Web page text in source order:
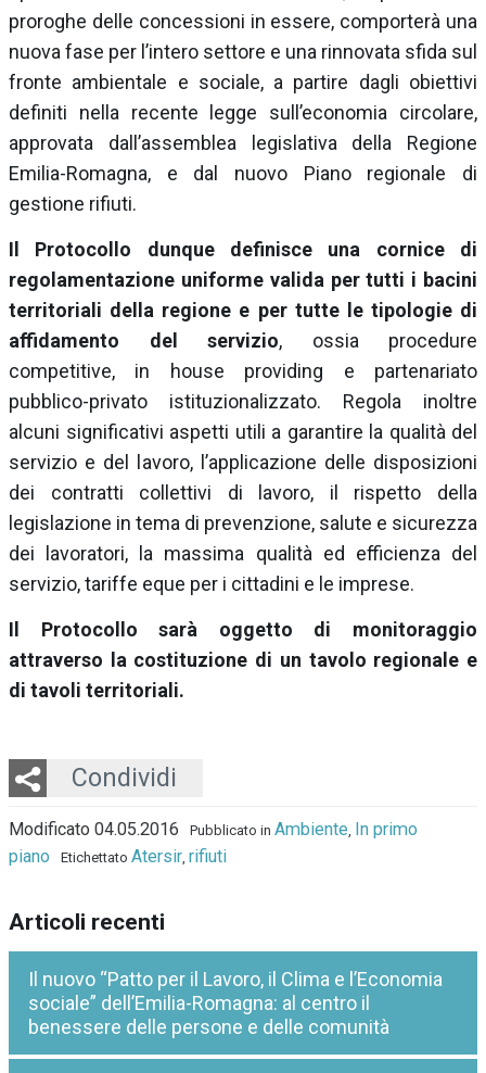
proroghe delle concessioni in essere, comporterà una
nuova fase per l’intero settore e una rinnovata sfida sul
fronte ambientale e sociale, a partire dagli obiettivi
definiti nella recente legge sull’economia circolare,
approvata dall’assemblea legislativa della Regione
Emilia-Romagna, e dal nuovo Piano regionale di
gestione rifiuti.
Il Protocollo dunque definisce una cornice di
regolamentazione uniforme valida per tutti i bacini
territoriali della regione e per tutte le tipologie di
affidamento del servizio, ossia procedure
competitive, in house providing e partenariato
pubblico-privato istituzionalizzato. Regola inoltre
alcuni significativi aspetti utili a garantire la qualità del
servizio e del lavoro, l’applicazione delle disposizioni
dei contratti collettivi di lavoro, il rispetto della
legislazione in tema di prevenzione, salute e sicurezza
dei lavoratori, la massima qualità ed efficienza del
servizio, tariffe eque per i cittadini e le imprese.
Il Protocollo sarà oggetto di monitoraggio
attraverso la costituzione di un tavolo regionale e
di tavoli territoriali.
Condividi
Twitter
LinkedIn
Email
Whatsapp
Modificato 04.05.2016 Pubblicato in Ambiente, In primo
piano
Etichettato Atersir, rifiuti
Articoli recenti
Il nuovo “Patto per il Lavoro, il Clima e l’Economia
sociale” dell’Emilia-Romagna: al centro il
benessere delle persone e delle comunità